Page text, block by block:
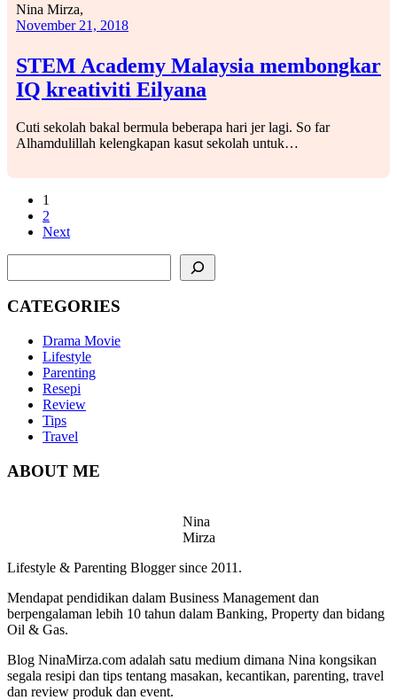
STEM Academy Malaysia membongkar
IQ kreativiti Eilyana
Nina Mirza,
November 21, 2018
Cuti sekolah bakal bermula beberapa hari jer lagi. So far
Alhamdulillah kelengkapan kasut sekolah untuk…
1
2
Next
CATEGORIES
Drama Movie
Lifestyle
Parenting
Resepi
Review
Tips
Travel
ABOUT ME
Nina
Mirza
Lifestyle & Parenting Blogger since 2011.
Mendapat pendidikan dalam Business Management dan
berpengalaman lebih 10 tahun dalam Banking, Property dan bidang
Oil & Gas.
Blog NinaMirza.com adalah satu medium dimana Nina kongsikan
segala resipi dan tips tentang masakan, kecantikan, parenting, travel
dan review produk dan event.